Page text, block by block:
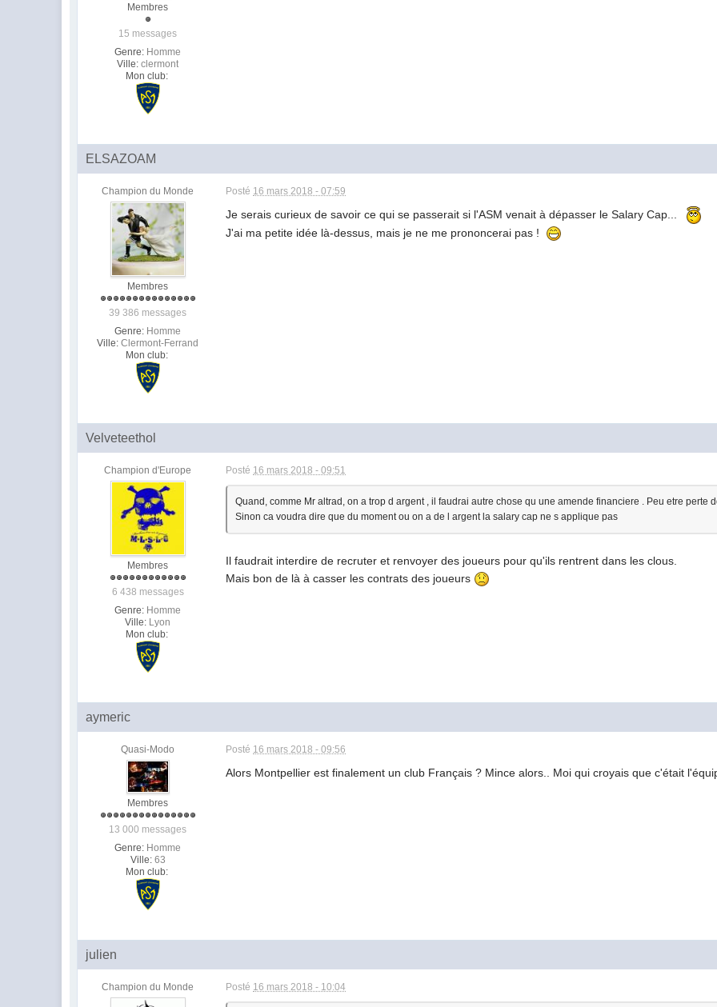
Membres
15 messages
Genre: Homme
Ville: clermont
Mon club:
ELSAZOAM
Champion du Monde
Membres
39 386 messages
Genre: Homme
Ville: Clermont-Ferrand
Mon club:
Posté 16 mars 2018 - 07:59
Je serais curieux de savoir ce qui se passerait si l'ASM venait à dépasser le Salary Cap...
J'ai ma petite idée là-dessus, mais je ne me prononcerai pas !
Velveteethol
Champion d'Europe
Membres
6 438 messages
Genre: Homme
Ville: Lyon
Mon club:
Posté 16 mars 2018 - 09:51
Quand, comme Mr altrad, on a trop d argent , il faudrai autre chose qu une amende financiere . Peu etre perte
Sinon ca voudra dire que du moment ou on a de l argent la salary cap ne s applique pas
Il faudrait interdire de recruter et renvoyer des joueurs pour qu'ils rentrent dans les clous.
Mais bon de là à casser les contrats des joueurs
aymeric
Quasi-Modo
Membres
13 000 messages
Genre: Homme
Ville: 63
Mon club:
Posté 16 mars 2018 - 09:56
Alors Montpellier est finalement un club Français ? Mince alors.. Moi qui croyais que c'était
julien
Champion du Monde Posté 16 mars 2018 - 10:04